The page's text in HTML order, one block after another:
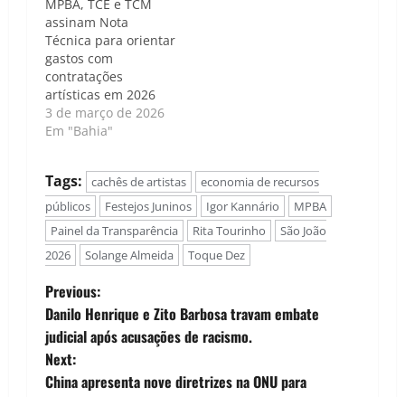
MPBA, TCE e TCM
assinam Nota
Técnica para orientar
gastos com
contratações
artísticas em 2026
3 de março de 2026
Em "Bahia"
Tags: cachês de artistas
economia de recursos
públicos
Festejos Juninos Igor Kannário
MPBA
Painel da Transparência
Rita Tourinho
São João
2026
Solange Almeida Toque Dez
P
o
s
Previous:
Danilo Henrique e Zito Barbosa travam embate
judicial após acusações de racismo.
Next:
China apresenta nove diretrizes na ONU para